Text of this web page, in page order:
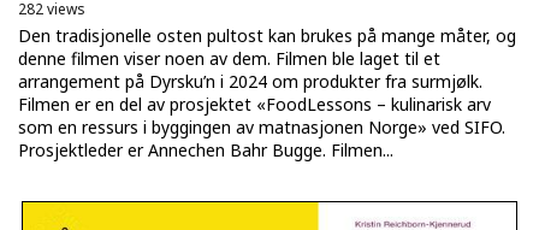
282 views
Den tradisjonelle osten pultost kan brukes på mange måter, og
denne filmen viser noen av dem. Filmen ble laget til et
arrangement på Dyrsku’n i 2024 om produkter fra surmjølk.
Filmen er en del av prosjektet «FoodLessons – kulinarisk arv
som en ressurs i byggingen av matnasjonen Norge» ved SIFO.
Prosjektleder er Annechen Bahr Bugge. Filmen...